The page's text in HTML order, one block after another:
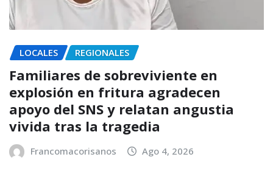
LOCALES REGIONALES
Familiares de sobreviviente en
explosión en fritura agradecen
apoyo del SNS y relatan angustia
vivida tras la tragedia
Francomacorisanos Ago 4, 2026